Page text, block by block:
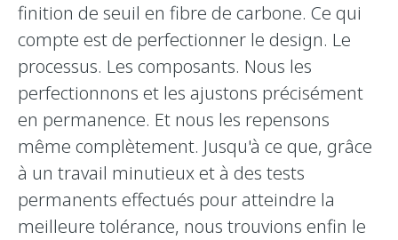
finition de seuil en fibre de carbone. Ce qui
compte est de perfectionner le design. Le
processus. Les composants. Nous les
perfectionnons et les ajustons précisément
en permanence. Et nous les repensons
même complètement. Jusqu'à ce que, grâce
à un travail minutieux et à des tests
permanents effectués pour atteindre la
meilleure tolérance, nous trouvions enfin le